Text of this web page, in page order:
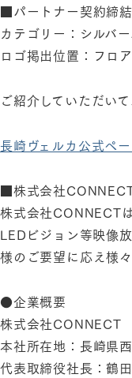
■パートナー契約締
カテゴリー：シルバ
ロゴ掲出位置：フロ
ご紹介していただいて
長崎ヴェルカ公式ペ
■株式会社
株式会社CONNECT
LEDビジョン等映像
様のご要望に応え様
●企業概要
株式会社CONNECT
本社所在地：長崎県
代表取締役社長：鶴